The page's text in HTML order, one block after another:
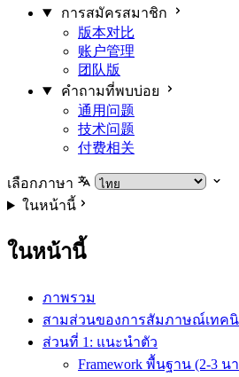
การสมัครสมาชิก
版本对比
账户管理
团队版
คำถามที่พบบ่อย
通用问题
技术问题
付费相关
เลือกภาษา
ในหน้านี้
ในหน้านี้
ภาพรวม
สามส่วนของการสัมภาษณ์เทค
ส่วนที่ 1: แนะนำตัว
Framework พื้นฐาน (2-3 น